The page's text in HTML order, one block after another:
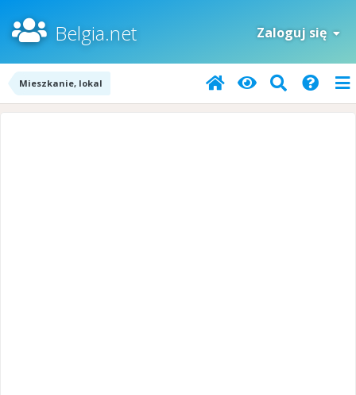
Belgia.net Zaloguj się
Mieszkanie, lokal